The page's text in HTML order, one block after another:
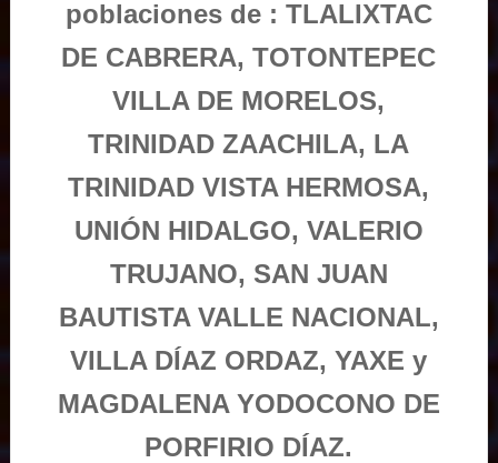
poblaciones de : TLALIXTAC
DE CABRERA, TOTONTEPEC
VILLA DE MORELOS,
TRINIDAD ZAACHILA, LA
TRINIDAD VISTA HERMOSA,
UNIÓN HIDALGO, VALERIO
TRUJANO, SAN JUAN
BAUTISTA VALLE NACIONAL,
VILLA DÍAZ ORDAZ, YAXE y
MAGDALENA YODOCONO DE
PORFIRIO DÍAZ.